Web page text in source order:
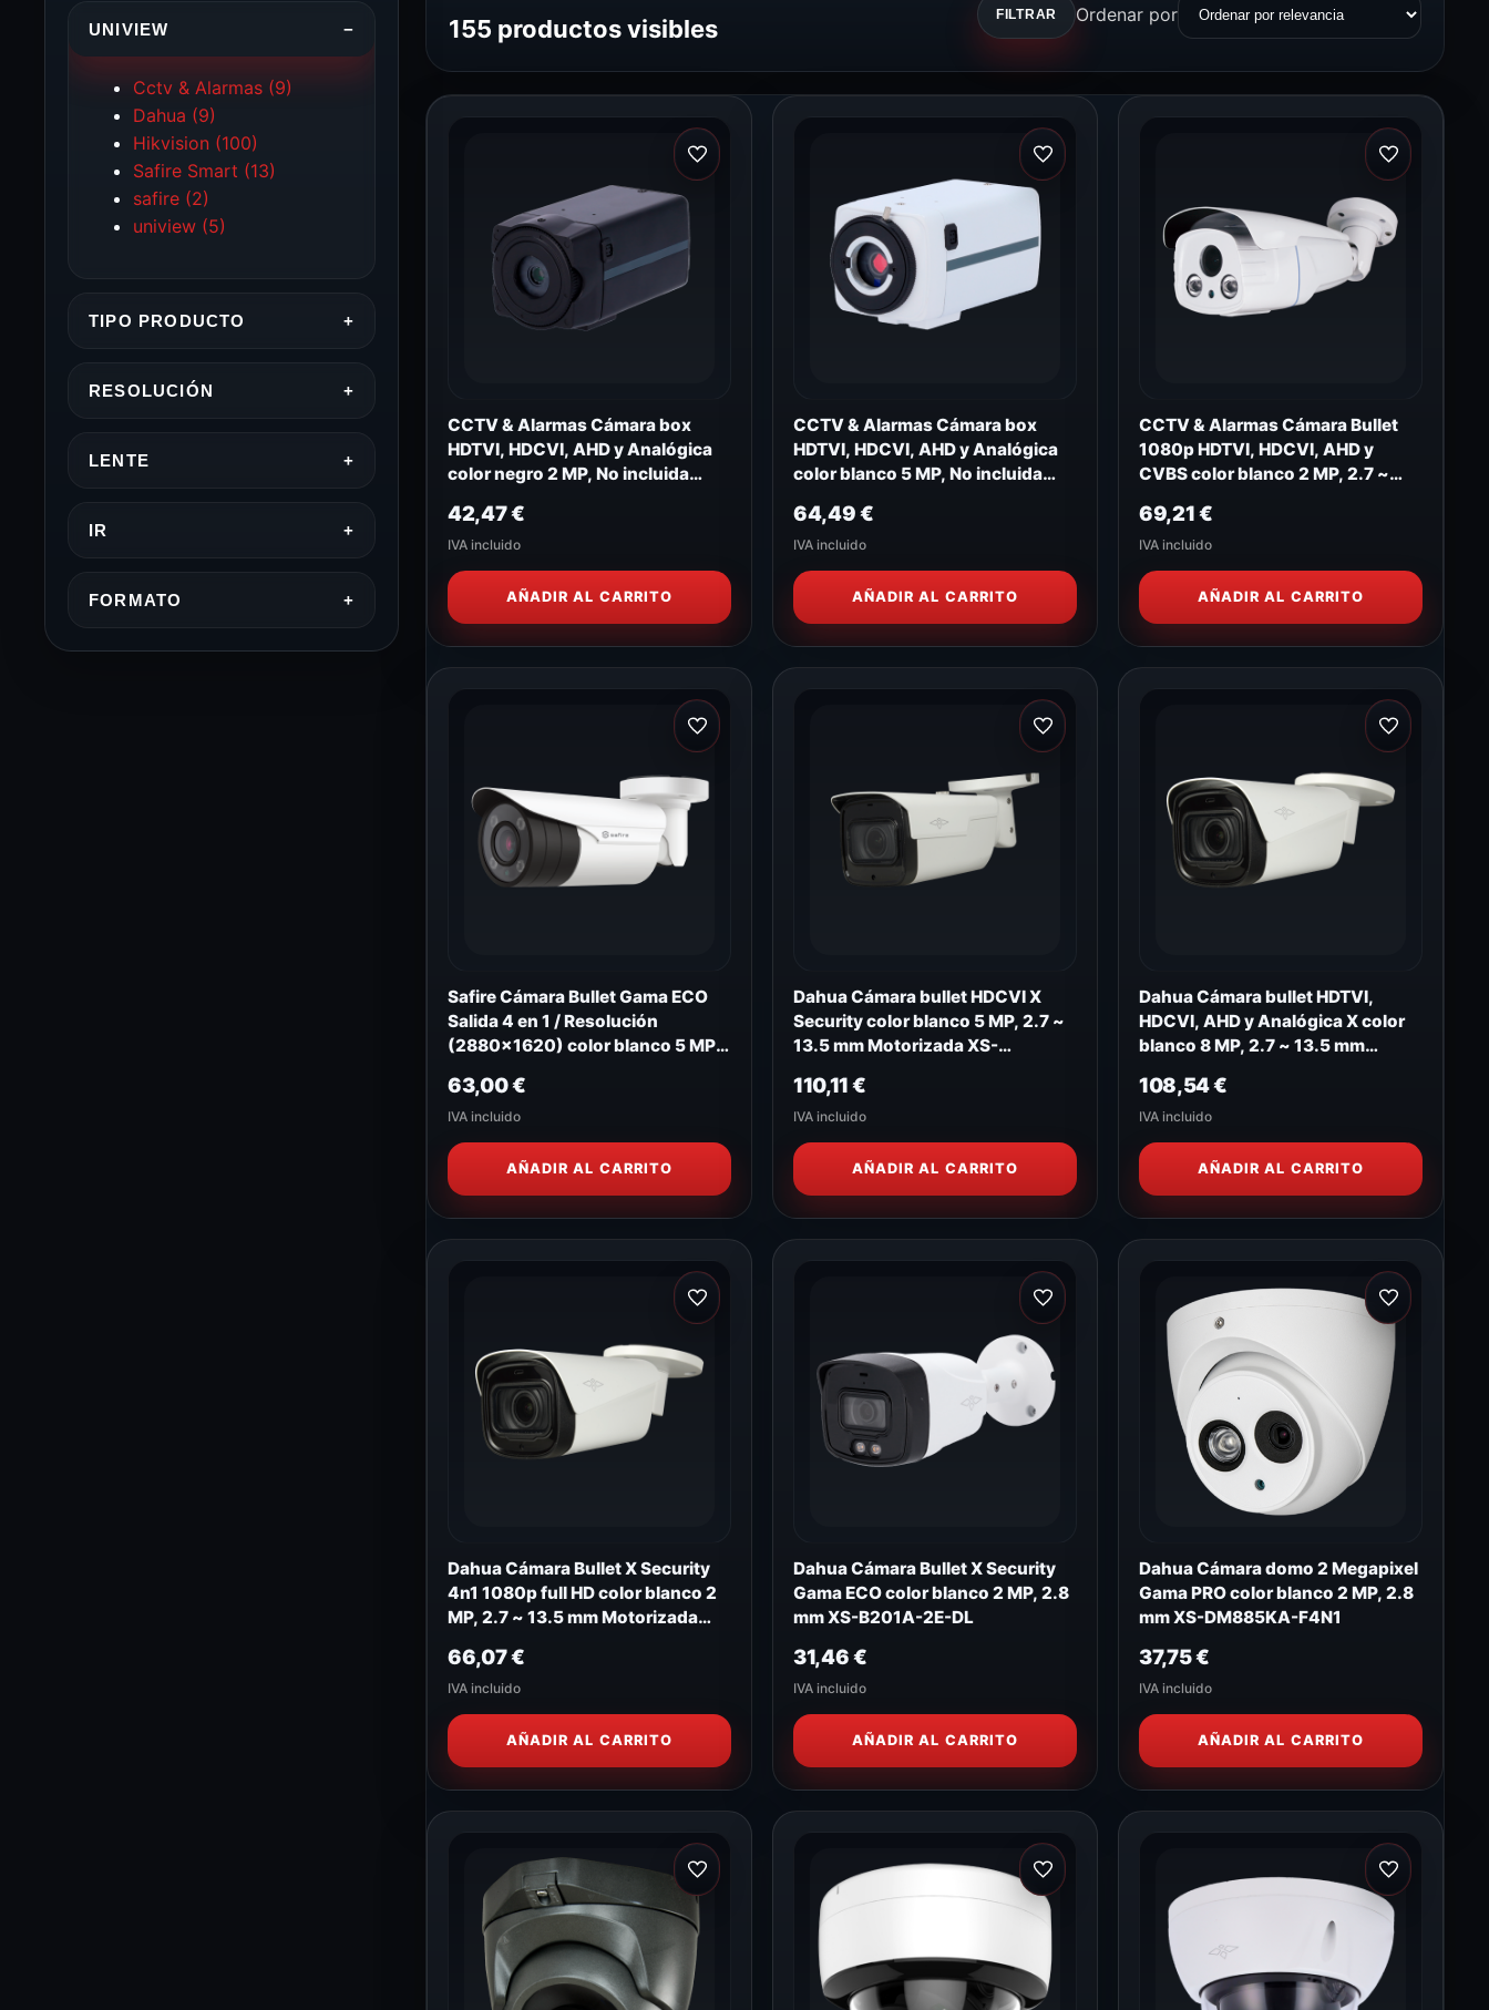
UNIVIEW −
Cctv & Alarmas (9)
Dahua (9)
Hikvision (100)
Safire Smart (13)
safire (2)
uniview (5)
TIPO PRODUCTO +
RESOLUCIÓN +
LENTE +
IR +
FORMATO +
155 productos visibles FILTRAR Ordenar por
CCTV & Alarmas Cámara box
HDTVI, HDCVI, AHD y Analógica
color negro 2 MP, No incluida
42,47€
IVA incluido
AÑADIR AL CARRITO
CCTV & Alarmas Cámara box
HDTVI, HDCVI, AHD y Analógica
color blanco 5 MP, No incluida
64,49€
IVA incluido
AÑADIR AL CARRITO
CCTV & Alarmas Cámara Bullet
1080p HDTVI, HDCVI, AHD y
CVBS color blanco 2 MP, 2.7 ~
2P4N1
69,21€
IVA incluido
AÑADIR AL CARRITO
Safire Cámara Bullet Gama ECO
Salida 4 en 1 / Resolución
(2880x1620) color blanco 5 MP,
63,00€
IVA incluido
AÑADIR AL CARRITO
Dahua Cámara bullet HDCVI X
Security color blanco 5 MP, 2.7 ~
13.5 mm Motorizada XS-
110,11€
IVA incluido
AÑADIR AL CARRITO
Dahua Cámara bullet HDTVI,
HDCVI, AHD y Analógica X color
blanco 8 MP, 2.7 ~ 13.5 mm
108,54€
IVA incluido
AÑADIR AL CARRITO
Dahua Cámara Bullet X Security
4n1 1080p full HD color blanco 2
MP, 2.7 ~ 13.5 mm Motorizada
66,07€
IVA incluido
AÑADIR AL CARRITO
Dahua Cámara Bullet X Security
Gama ECO color blanco 2 MP, 2.8
mm XS-B201A-2E-DL
31,46€
IVA incluido
AÑADIR AL CARRITO
Dahua Cámara domo 2 Megapixel
Gama PRO color blanco 2 MP, 2.8
mm XS-DM885KA-F4N1
37,75€
IVA incluido
AÑADIR AL CARRITO